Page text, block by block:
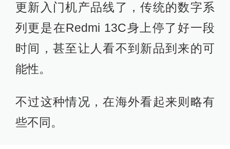
更新入门机产品线了，传统的数字系
列更是在Redmi 13C身上停了好一段
时间，甚至让人看不到新品到来的可
能性。
不过这种情况，在海外看起来则略有
些不同。